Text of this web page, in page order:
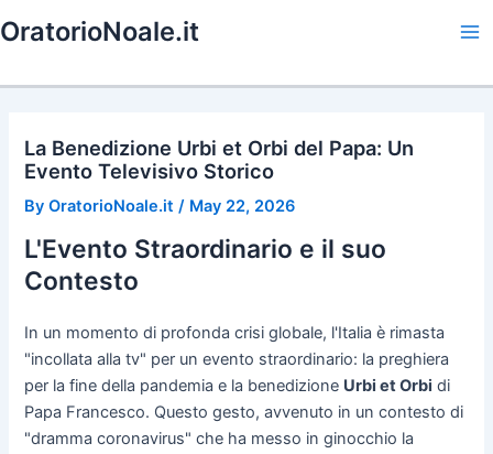
to
OratorioNoale.it
La Benedizione Urbi et Orbi del Papa: Un
Evento Televisivo Storico
ByOratorioNoale.it / May 22, 2026
L'Evento Straordinario e il suo
Contesto
In un momento di profonda crisi globale, l'Italia è rimasta
"incollata alla tv" per un evento straordinario: la preghiera
per la fine della pandemia e la benedizione Urbi et Orbi di
Papa Francesco. Questo gesto, avvenuto in un contesto di
"dramma coronavirus" che ha messo in ginocchio la